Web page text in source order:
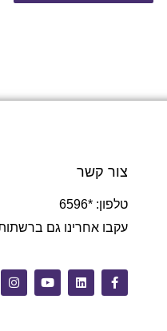
צור קשר
טלפון: *6596
עקבו אחרינו גם